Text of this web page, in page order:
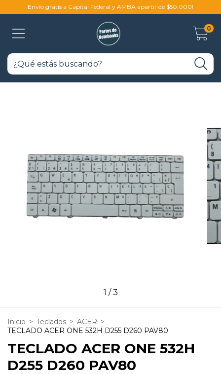
Envío gratis a Capital Federal y AMBA apartir de $50.000!
0
1 /3
Inicio > Teclados > ACER >
TECLADO ACER ONE 532H D255 D260 PAV80
TECLADO ACER ONE 532H
D255 D260 PAV80